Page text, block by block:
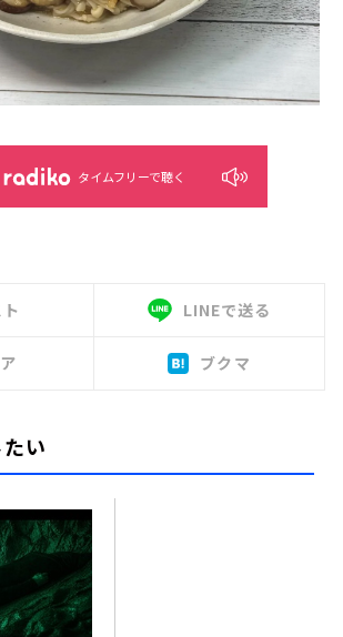
タイムフリーで聴く
LINEで送る
ブクマ
い